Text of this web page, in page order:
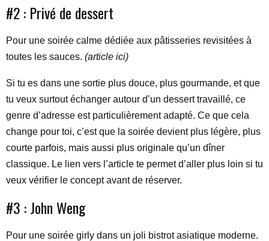
#2 : Privé de dessert
Pour une soirée calme dédiée aux pâtisseries revisitées à
toutes les sauces. (article ici)
Si tu es dans une sortie plus douce, plus gourmande, et que
tu veux surtout échanger autour d’un dessert travaillé, ce
genre d’adresse est particulièrement adapté. Ce que cela
change pour toi, c’est que la soirée devient plus légère, plus
courte parfois, mais aussi plus originale qu’un dîner
classique. Le lien vers l’article te permet d’aller plus loin si tu
veux vérifier le concept avant de réserver.
#3 : John Weng
Pour une soirée girly dans un joli bistrot asiatique moderne.